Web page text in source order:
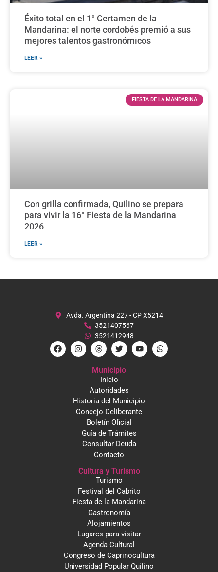
Éxito total en el 1° Certamen de la
Mandarina: el norte cordobés premió a sus
mejores talentos gastronómicos
LEER »
FIESTA DE LA MANDARINA
Con grilla confirmada, Quilino se prepara
para vivir la 16° Fiesta de la Mandarina
2026
LEER »
Avda. Argentina 227 - CP X5214
3521407567
3521412948
Municipio
Inicio
Autoridades
Historia del Municipio
Concejo Deliberante
Boletín Oficial
Guía de Trámites
Consultar Deuda
Contacto
Cultura y Turismo
Turismo
Festival del Cabrito
Fiesta de la Mandarina
Gastronomía
Alojamientos
Lugares para visitar
Agenda Cultural
Congreso de Caprinocultura
Universidad Popular Quilino